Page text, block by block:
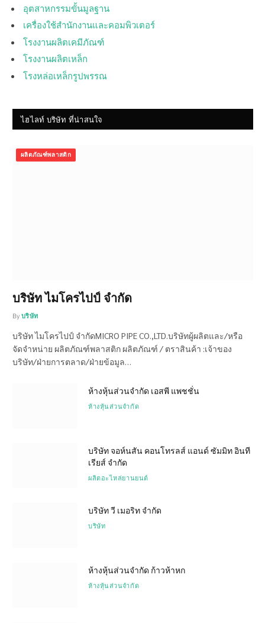
อุตสาหกรรมขั้นมูลฐาน
เครื่องใช้สำนักงานและคอมพิวเตอร์
โรงงานผลิตเคมีภัณฑ์
โรงงานผลิตเหล็ก
โรงหล่อเหล็กรูปพรรณ
ไฮไลท์ บริษัท ที่น่าสนใจ
ผลิตภัณฑ์พลาสติก
บริษัท ไมโครไปป์ จำกัด
By บริษัท
บริษัท ไมโครไปป์ จำกัดMICRO PIPE CO.,LTD.บริษัทผู้ผลิตและ/หรือ
จัดจำหน่าย ผลิตภัณฑ์พลาสติก ผลิตภัณฑ์ / ตราสินค้า :เจ้าของ
บริษัท/ฝ่ายการตลาด/ฝ่ายข้อมูล…
ห้างหุ้นส่วนจำกัด เอสพี แพชชั่น
ห้างหุ้นส่วนจำกัด
บริษัท จอห์นสัน คอนโทรลส์ แอนด์ ซัมมิท อินที
เรียส์ จำกัด
ผลิตอะไหล่ยานยนต์
บริษัท วี เมอริท จำกัด
บริษัท
ห้างหุ้นส่วนจำกัด ก้าวห้าหก
ห้างหุ้นส่วนจำกัด